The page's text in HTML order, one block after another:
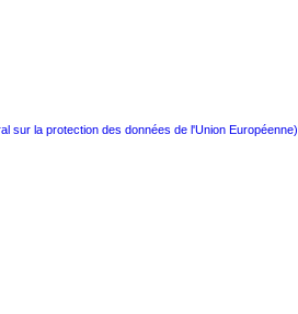
sur la protection des données de l'Union Européenne)